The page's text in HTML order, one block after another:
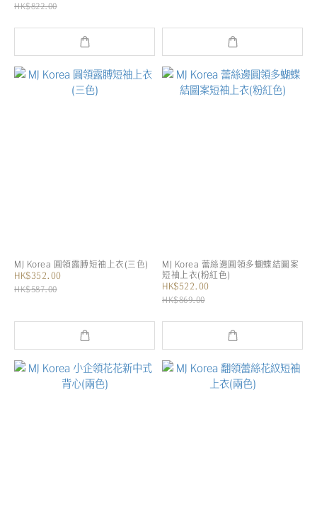
HK$822.00
MJ Korea 圓領露膊短袖上衣(三色)
HK$352.00
HK$587.00
MJ Korea 蕾絲邊圓領多蝴蝶結圖案
短袖上衣(粉紅色)
HK$522.00
HK$869.00